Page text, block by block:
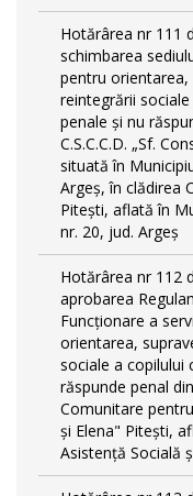
Hotărârea nr 111
schimbarea
pentru orientarea,
reintegrării
penale şi nu
C.S.C.C.D. „Sf.
situată în
Argeș, în clădirea
Pitești, aflată în
nr. 20, jud. Argeș
Hotărârea nr 112
aprobarea
Funcționare a
orientarea,
sociale a copilului
răspunde penal
Comunitare
și Elena" Pitești,
Asistență Socială